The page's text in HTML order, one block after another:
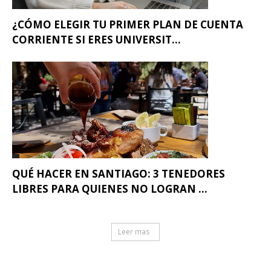
¿CÓMO ELEGIR TU PRIMER PLAN DE CUENTA
CORRIENTE SI ERES UNIVERSIT...
QUÉ HACER EN SANTIAGO: 3 TENEDORES
LIBRES PARA QUIENES NO LOGRAN ...
Leer mas